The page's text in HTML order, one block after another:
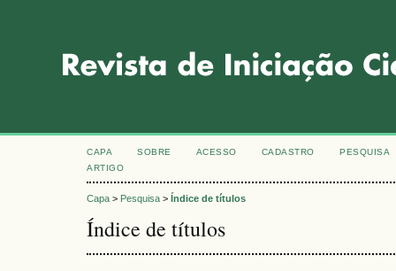
CAPA SOBRE ACESSO CADASTRO
PESQUISA
ARTIGO
Capa > Pesquisa > Índice de títulos
Índice de títulos